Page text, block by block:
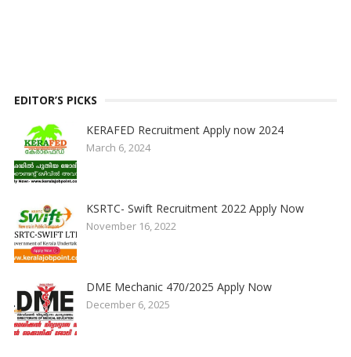
EDITOR’S PICKS
KERAFED Recruitment Apply now 2024
March 6, 2024
KSRTC- Swift Recruitment 2022 Apply Now
November 16, 2022
DME Mechanic 470/2025 Apply Now
December 6, 2025